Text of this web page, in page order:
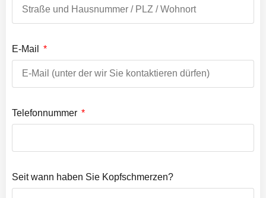
E-Mail
Telefonnummer
Seit wann haben Sie Kopfschmerzen?